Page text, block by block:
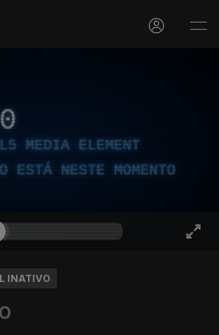
MEDIA ELEMENT
ESTÁ NESTE MOMENTO
INATIVO